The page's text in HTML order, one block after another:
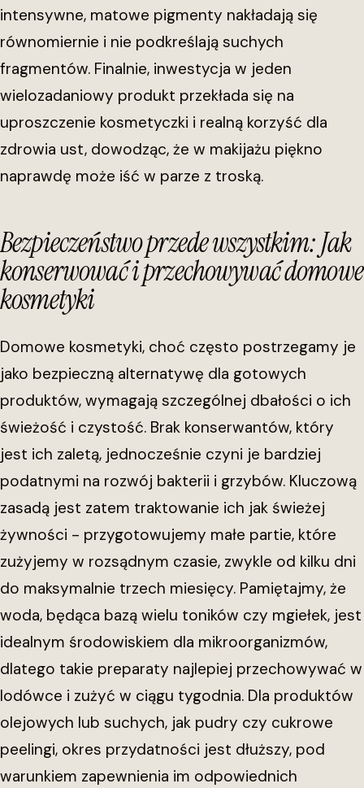
intensywne, matowe pigmenty nakładają się
równomiernie i nie podkreślają suchych
fragmentów. Finalnie, inwestycja w jeden
wielozadaniowy produkt przekłada się na
uproszczenie kosmetyczki i realną korzyść dla
zdrowia ust, dowodząc, że w makijażu piękno
naprawdę może iść w parze z troską.
Bezpieczeństwo przede wszystkim: Jak
konserwować i przechowywać domowe
kosmetyki
Domowe kosmetyki, choć często postrzegamy je
jako bezpieczną alternatywę dla gotowych
produktów, wymagają szczególnej dbałości o ich
świeżość i czystość. Brak konserwantów, który
jest ich zaletą, jednocześnie czyni je bardziej
podatnymi na rozwój bakterii i grzybów. Kluczową
zasadą jest zatem traktowanie ich jak świeżej
żywności - przygotowujemy małe partie, które
zużyjemy w rozsądnym czasie, zwykle od kilku dni
do maksymalnie trzech miesięcy. Pamiętajmy, że
woda, będąca bazą wielu toników czy mgiełek, jest
idealnym środowiskiem dla mikroorganizmów,
dlatego takie preparaty najlepiej przechowywać w
lodówce i zużyć w ciągu tygodnia. Dla produktów
olejowych lub suchych, jak pudry czy cukrowe
peelingi, okres przydatności jest dłuższy, pod
warunkiem zapewnienia im odpowiednich